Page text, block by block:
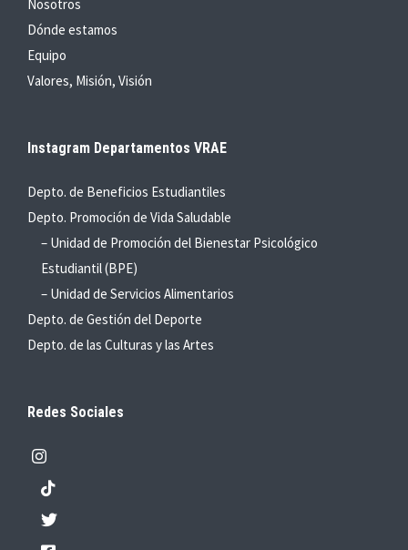
Nosotros
Dónde estamos
Equipo
Valores, Misión, Visión
Instagram Departamentos VRAE
Depto. de Beneficios Estudiantiles
Depto. Promoción de Vida Saludable
– Unidad de Promoción del Bienestar Psicológico
Estudiantil (BPE)
– Unidad de Servicios Alimentarios
Depto. de Gestión del Deporte
Depto. de las Culturas y las Artes
Redes Sociales